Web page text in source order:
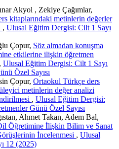
Akyol , Zekiye Çağımlar,
kitaplarındaki metinlerin değerler
, Ulusal Eğitim Dergisi: Cilt 1 Sayı
Çopur, Söz almadan konuşma
etkilerine ilişkin öğretmen
, Ulusal Eğitim Dergisi: Cilt 1 Sayı
Özel Sayısı
Çopur, Ortaokul Türkçe ders
metinlerin değer analizi
, Ulusal Eğitim Dergisi:
Günü Özel Sayısı
Ahmet Takan, Adem Bal,
Öğretimine İlişkin Bilim ve Sanat
İncelenmesi , Ulusal
12 (2025)